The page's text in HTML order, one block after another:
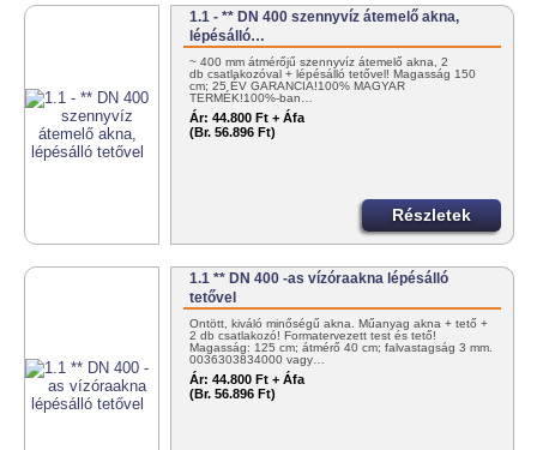
1.1 - ** DN 400 szennyvíz átemelő akna,
lépésálló…
~ 400 mm átmérőjű szennyvíz átemelő akna, 2
db csatlakozóval + lépésálló tetővel! Magasság 150
cm; 25 ÉV GARANCIA!100% MAGYAR
TERMÉK!100%-ban…
Ár: 44.800 Ft + Áfa
(Br. 56.896 Ft)
Részletek
1.1 ** DN 400 -as vízóraakna lépésálló
tetővel
Öntött, kiváló minőségű akna. Műanyag akna + tető +
2 db csatlakozó! Formatervezett test és tető!
Magasság: 125 cm; átmérő 40 cm; falvastagság 3 mm.
0036303834000 vagy…
Ár: 44.800 Ft + Áfa
(Br. 56.896 Ft)